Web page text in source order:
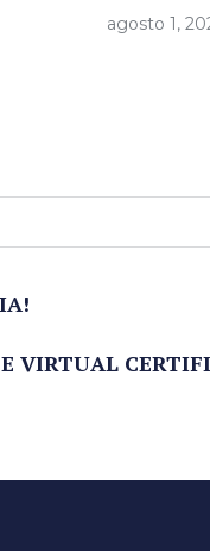
agosto 1,
VIRTUAL